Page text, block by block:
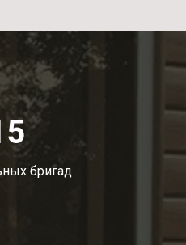
бригад